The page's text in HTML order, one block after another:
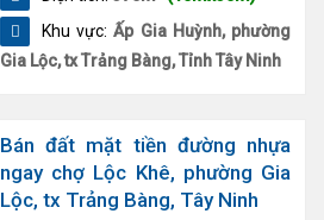
Khu vực:Ấp Gia Huỳnh, phường
Gia Lộc, tx Trảng Bàng, Tỉnh Tây Ninh
Bán đất mặt tiền đường nhựa
ngay chợ Lộc Khê, phường Gia
Lộc, tx Trảng Bàng, Tây Ninh